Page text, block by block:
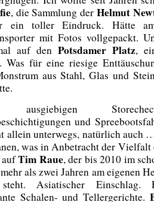
, die Sammlung der Helmut
ein toller Eindruck. Hätte
mit Fotos vollgepackt.
auf den Potsdamer Platz,
Was für eine riesige
aus Stahl, Glas und
ausgiebigen
und
allein unterwegs, natürlich auch
was in Anbetracht der
aufTim Raue, der bis 2010 im
als zwei Jahren am eigenen
Asiatischer Einschlag.
Schalen- und Tellergerichte.